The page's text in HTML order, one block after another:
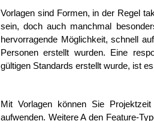
Vorlagen sind Formen, in der Regel
sein, doch auch manchmal
hervorragende Möglichkeit, schnell
Personen erstellt wurden. Eine
gültigen Standards erstellt wurde, ist
Mit Vorlagen können Sie
aufwenden. Weitere A den Feature-